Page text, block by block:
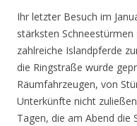
Ihr letzter Besuch im
stärksten
zahlreiche Islandpferde
die Ringstraße wurde
Räumfahrzeugen, von
Unterkünfte nicht
Tagen, die am Abend die